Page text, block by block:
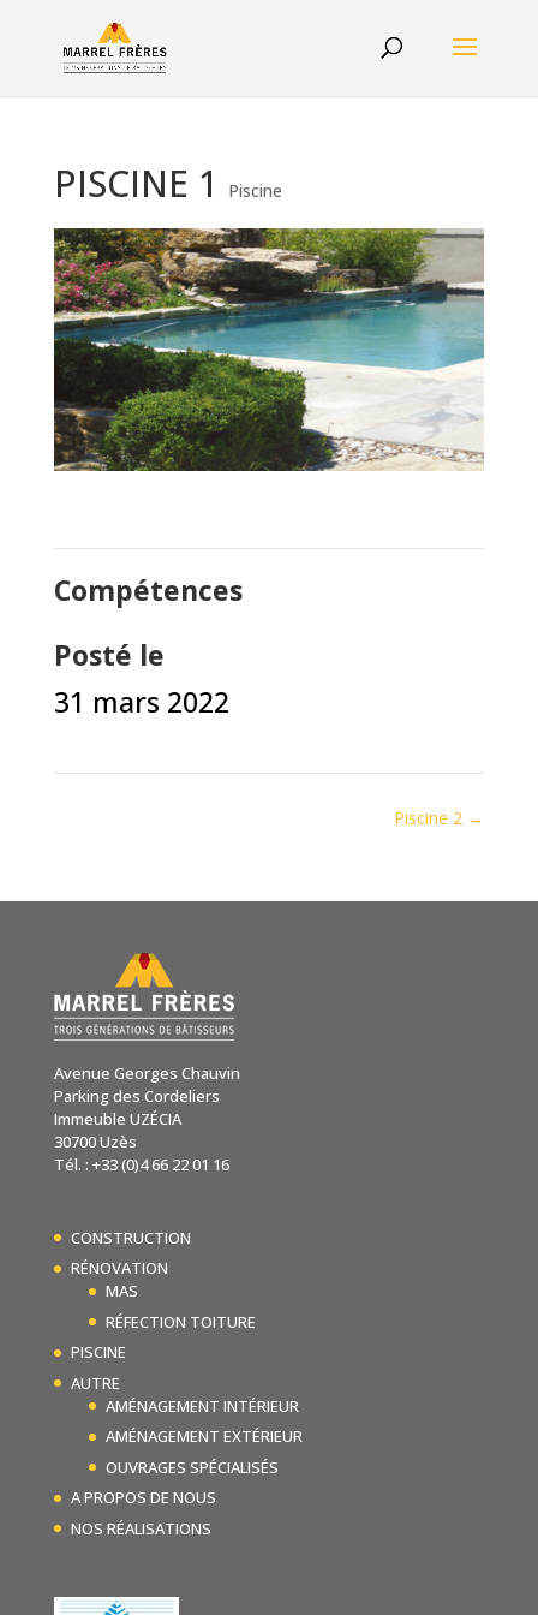
PISCINE 1 Piscine
Compétences
Posté le
31 mars 2022
Piscine 2 →
Avenue Georges Chauvin
Parking des Cordeliers
Immeuble UZÉCIA
30700 Uzès
Tél. : +33 (0)4 66 22 01 16
CONSTRUCTION
RÉNOVATION
MAS
RÉFECTION TOITURE
PISCINE
AUTRE
AMÉNAGEMENT INTÉRIEUR
AMÉNAGEMENT EXTÉRIEUR
OUVRAGES SPÉCIALISÉS
A PROPOS DE NOUS
NOS RÉALISATIONS